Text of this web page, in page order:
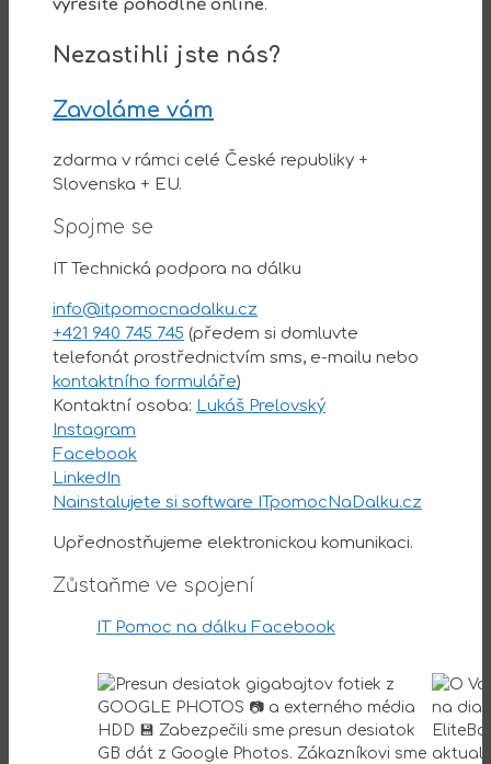
vyřešíte pohodlně online.
Nezastihli jste nás?
Zavoláme vám
zdarma v rámci celé České republiky +
Slovenska + EU.
Spojme se
IT Technická podpora na dálku
info@itpomocnadalku.cz
+421 940 745 745 (předem si domluvte
telefonát prostřednictvím sms, e-mailu nebo
kontaktního formuláře)
Kontaktní osoba: Lukáš Prelovský
Instagram
Facebook
LinkedIn
Nainstalujete si software ITpomocNaDalku.cz
Upřednostňujeme elektronickou komunikaci.
Zůstaňme ve spojení
IT Pomoc na dálku Facebook